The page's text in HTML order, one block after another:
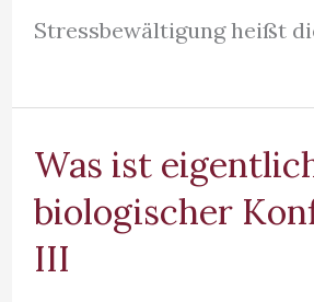
Stressbewältigung heißt
Was ist
biologischer
III